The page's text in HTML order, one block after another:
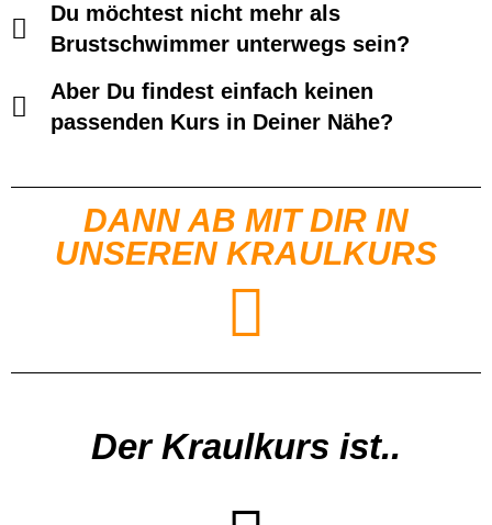
Du möchtest nicht mehr als
Brustschwimmer unterwegs sein?
Aber Du findest einfach keinen
passenden Kurs in Deiner Nähe?
DANN AB MIT DIR IN
UNSEREN KRAULKURS
Der Kraulkurs ist..